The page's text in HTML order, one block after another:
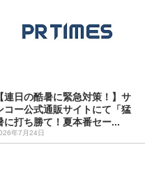
【連日の酷暑に緊急対策！】サ
コー公式通販サイトにて「猛
に打ち勝て！夏本番セー...
年7月24日